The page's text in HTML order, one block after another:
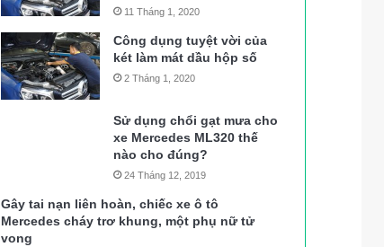
11 Tháng 1, 2020
Công dụng tuyệt vời của
két làm mát dầu hộp số
2 Tháng 1, 2020
Sử dụng chổi gạt mưa cho
xe Mercedes ML320 thế
nào cho đúng?
24 Tháng 12, 2019
Gây tai nạn liên hoàn, chiếc xe ô tô
Mercedes cháy trơ khung, một phụ nữ tử
vong